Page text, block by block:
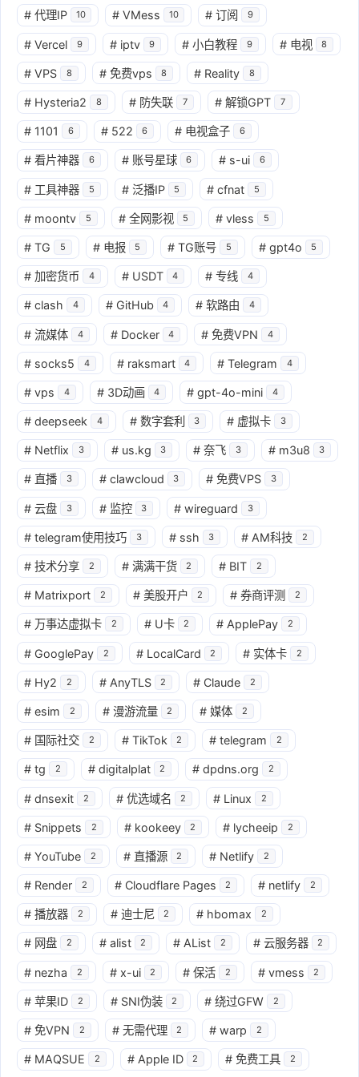
# 代理IP 10 # VMess 10 # 订阅 9
# Vercel 9 # iptv 9 # 小白教程 9 # 电视 8
# VPS 8 # 免费vps 8 # Reality 8
# Hysteria2 8 # 防失联 7 # 解锁GPT 7
# 1101 6 # 522 6 # 电视盒子 6
# 看片神器 6 # 账号星球 6 # s-ui 6
# 工具神器 5 # 泛播IP 5 # cfnat 5
# moontv 5 # 全网影视 5 # vless 5
# TG 5 # 电报 5 # TG账号 5 # gpt4o 5
# 加密货币 4 # USDT 4 # 专线 4
# clash 4 # GitHub 4 # 软路由 4
# 流媒体 4 # Docker 4 # 免费VPN 4
# socks5 4 # raksmart 4 # Telegram 4
# vps 4 # 3D动画 4 # gpt-4o-mini 4
# deepseek 4 # 数字套利 3 # 虚拟卡 3
# Netflix 3 # us.kg 3 # 奈飞 3 # m3u8 3
# 直播 3 # clawcloud 3 # 免费VPS 3
# 云盘 3 # 监控 3 # wireguard 3
# telegram使用技巧 3 # ssh 3 # AM科技 2
# 技术分享 2 # 满满干货 2 # BIT 2
# Matrixport 2 # 美股开户 2 # 券商评测 2
# 万事达虚拟卡 2 # U卡 2 # ApplePay 2
# GooglePay 2 # LocalCard 2 # 实体卡 2
# Hy2 2 # AnyTLS 2 # Claude 2
# esim 2 # 漫游流量 2 # 媒体 2
# 国际社交 2 # TikTok 2 # telegram 2
# tg 2 # digitalplat 2 # dpdns.org 2
# dnsexit 2 # 优选域名 2 # Linux 2
# Snippets 2 # kookeey 2 # lycheeip 2
# YouTube 2 # 直播源 2 # Netlify 2
# Render 2 # Cloudflare Pages 2 # netlify 2
# 播放器 2 # 迪士尼 2 # hbomax 2
# 网盘 2 # alist 2 # AList 2 # 云服务器 2
# nezha 2 # x-ui 2 # 保活 2 # vmess 2
# 苹果ID 2 # SNI伪装 2 # 绕过GFW 2
# 免VPN 2 # 无需代理 2 # warp 2
# MAQSUE 2 # Apple ID 2 # 免费工具 2